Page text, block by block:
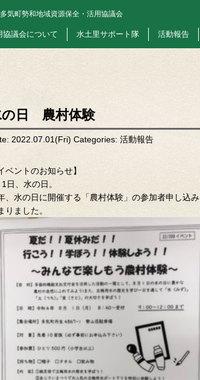
多気町勢和地域資源保全・活用協議会
協議会について 水土里サポート隊 活動報告
の日 農村体験
2022.07.01(Fri) Categories: 活動報告
ベントのお知らせ】
日、水の日。
、水の日に開催する「農村体験」の参加者申し込み
りました。